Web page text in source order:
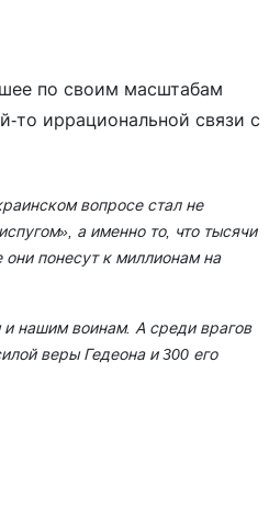
по своим масштабам
то иррациональной связи с
вопросе стал не
а именно то, что тысячи
понесут к миллионам на
нашим воинам. А среди врагов
веры Гедеона и 300 его